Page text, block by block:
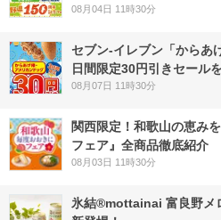
08月04日 11時30分
セブン‐イレブン「からあ
日間限定30円引きセール
08月07日 11時30分
関西限定！和歌山の恵み
フェア』全商品徹底紹介
08月03日 11時30分
氷結®mottainai 富良野メ